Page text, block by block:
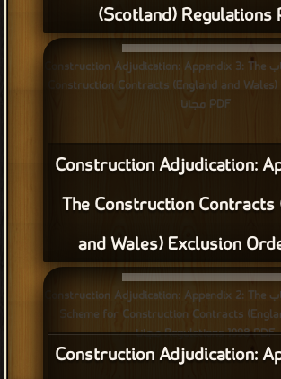
(Scotland) Regulations
Construction Adjudication:
The Construction Contracts
and Wales) Exclusion
قراءة و تحميل كتاب Construction Adjudication: Appendix 3: The
Construction Contracts (England and
PDF مجانا
Construction Adjudication:
قراءة و تحميل كتاب Construction Adjudication: Appendix 2: The
Scheme for Construction Contracts
Regulations 1998 PDF مجانا